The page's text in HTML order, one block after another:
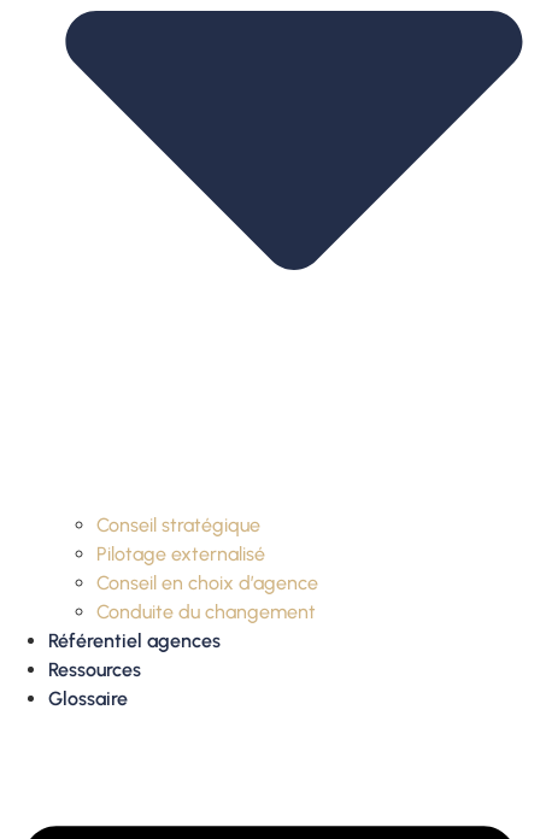
Conseil stratégique
Pilotage externalisé
Conseil en choix d’agence
Conduite du changement
Référentiel agences
Ressources
Glossaire